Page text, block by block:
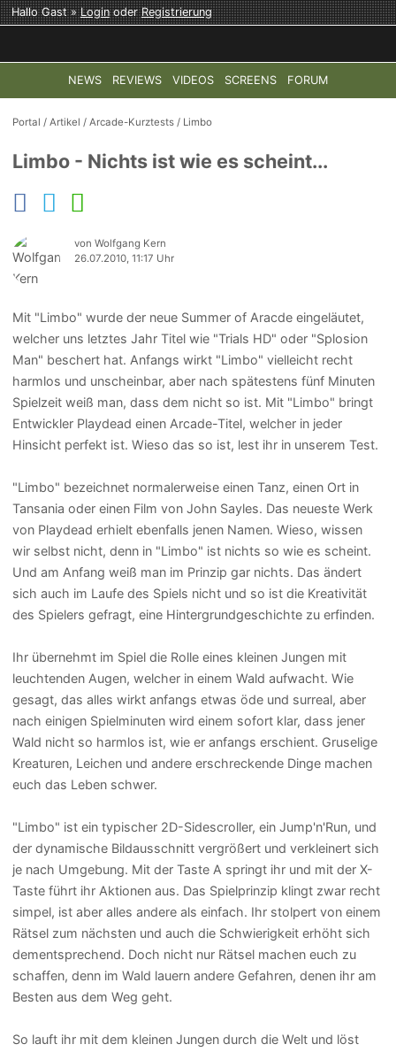
Hallo Gast »LoginoderRegistrierung
NEWS REVIEWS VIDEOS SCREENS FORUM
TOP-THEMEN: COD: MODERN WARFARE 4 HALO:
Portal /Artikel /Arcade-Kurztests / Limbo
Limbo - Nichts ist wie es scheint...
von Wolfgang Kern
26.07.2010, 11:17 Uhr
Mit "Limbo" wurde der neue Summer of Aracde eingeläutet,
welcher uns letztes Jahr Titel wie "Trials HD" oder "Splosion
Man" beschert hat. Anfangs wirkt "Limbo" vielleicht recht
harmlos und unscheinbar, aber nach spätestens fünf Minuten
Spielzeit weiß man, dass dem nicht so ist. Mit "Limbo" bringt
Entwickler Playdead einen Arcade-Titel, welcher in jeder
Hinsicht perfekt ist. Wieso das so ist, lest ihr in unserem Test.
"Limbo" bezeichnet normalerweise einen Tanz, einen Ort in
Tansania oder einen Film von John Sayles. Das neueste Werk
von Playdead erhielt ebenfalls jenen Namen. Wieso, wissen
wir selbst nicht, denn in "Limbo" ist nichts so wie es scheint.
Und am Anfang weiß man im Prinzip gar nichts. Das ändert
sich auch im Laufe des Spiels nicht und so ist die Kreativität
des Spielers gefragt, eine Hintergrundgeschichte zu erfinden.
Ihr übernehmt im Spiel die Rolle eines kleinen Jungen mit
leuchtenden Augen, welcher in einem Wald aufwacht. Wie
gesagt, das alles wirkt anfangs etwas öde und surreal, aber
nach einigen Spielminuten wird einem sofort klar, dass jener
Wald nicht so harmlos ist, wie er anfangs erschient. Gruselige
Kreaturen, Leichen und andere erschreckende Dinge machen
euch das Leben schwer.
"Limbo" ist ein typischer 2D-Sidescroller, ein Jump'n'Run, und
der dynamische Bildausschnitt vergrößert und verkleinert sich
je nach Umgebung. Mit der Taste A springt ihr und mit der X-
Taste führt ihr Aktionen aus. Das Spielprinzip klingt zwar recht
simpel, ist aber alles andere als einfach. Ihr stolpert von einem
Rätsel zum nächsten und auch die Schwierigkeit erhöht sich
dementsprechend. Doch nicht nur Rätsel machen euch zu
schaffen, denn im Wald lauern andere Gefahren, denen ihr am
Besten aus dem Weg geht.
So lauft ihr mit dem kleinen Jungen durch die Welt und löst